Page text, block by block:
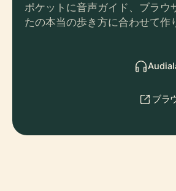
ポケットに音声ガイド、ブラウ
たの本当の歩き方に合わせて作
ブラ